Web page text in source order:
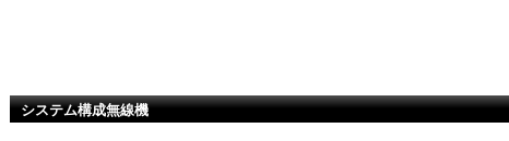
システム構成無線機